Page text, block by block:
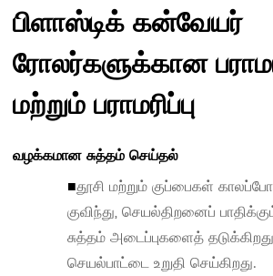
பிளாஸ்டிக் கன்வேயர்
ரோலர்களுக்கான
மற்றும் பராமரிப்பு
வழக்கமான சுத்தம் செய்தல்
■தூசி மற்றும் குப்பைகள்
குவிந்து, செயல்திறனைப்
சுத்தம் அடைப்புகளைத்
செயல்பாட்டை உறுதி செய்கிறது.